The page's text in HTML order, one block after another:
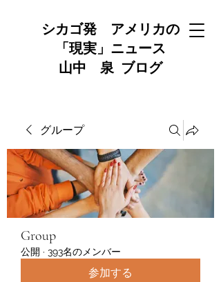
シカゴ発 アメリカの
「現実」ニュース
山中 泉 ブログ
グループ
Group
公開 · 393名のメンバー
参加する